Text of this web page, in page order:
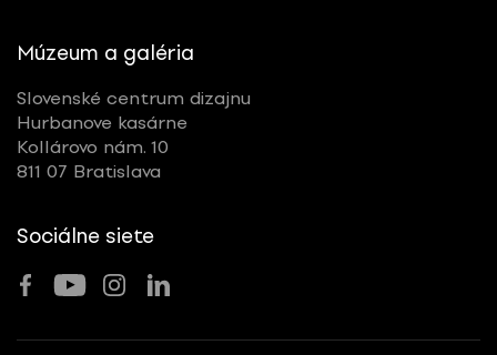
Múzeum a galéria
Slovenské centrum dizajnu
Hurbanove kasárne
Kollárovo nám. 10
811 07 Bratislava
Sociálne siete